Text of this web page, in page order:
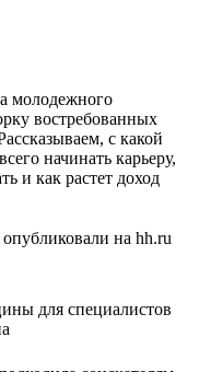
молодежного
востребованных
с какой
начинать карьеру,
и как растет доход
на hh.ru